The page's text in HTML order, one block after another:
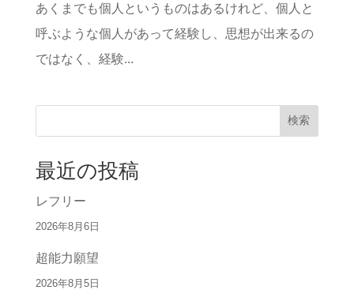
あくまでも個人というものはあるけれど、個人と
呼ぶような個人があって経験し、思想が出来るの
ではなく、経験...
検索
最近の投稿
レフリー
2026年8月6日
超能力願望
2026年8月5日